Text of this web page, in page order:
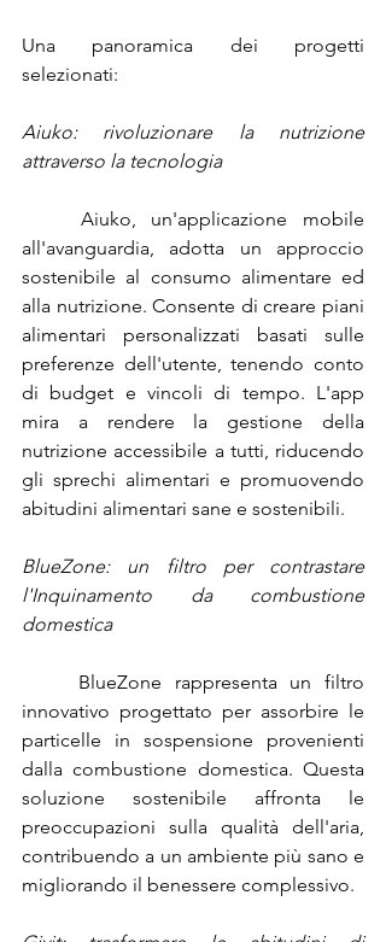
Una panoramica dei progetti
selezionati:
Aiuko: rivoluzionare la nutrizione
attraverso la tecnologia
all'avanguardia, adotta un approccio
sostenibile al consumo alimentare ed
alla nutrizione. Consente di creare piani
alimentari personalizzati basati sulle
preferenze dell'utente, tenendo conto
di budget e vincoli di tempo. L'app
mira a rendere la gestione della
nutrizione accessibile a tutti, riducendo
gli sprechi alimentari e promuovendo
abitudini alimentari sane e sostenibili.
BlueZone: un filtro per contrastare
l'Inquinamento da combustione
domestica
innovativo progettato per assorbire le
particelle in sospensione provenienti
dalla combustione domestica. Questa
soluzione sostenibile affronta le
preoccupazioni sulla qualità dell'aria,
contribuendo a un ambiente più sano e
migliorando il benessere complessivo.